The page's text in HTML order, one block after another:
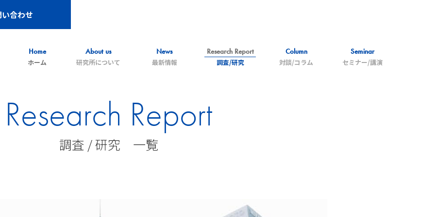
合わせ
Home
ホーム
About us
研究所について
News
最新情報
Research Report
調査/研究
Column
対談/コラム
Seminar
セミナー/講演
Research Report
調査 / 研究 一覧